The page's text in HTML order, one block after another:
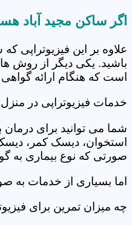
اگر ساکن مجید آباد
علاوه بر این فیزیوتراپی
باشید. یکی دیگر از روش
است که هنگام ارائه
خدمات فیزیوتراپی در
شما می توانید برای درمان
استخوان، دیسک کمر،
صورتی که نوع بیماری به
اما بسیاری از خدمات به
چه میزان تمرین برای